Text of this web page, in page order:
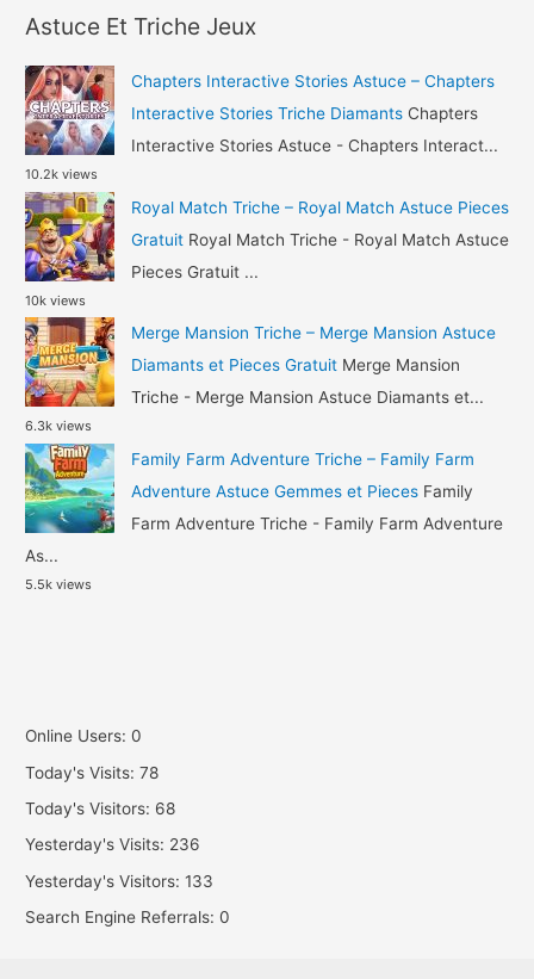
Gemmes
Pieces
Gratuit
h
f
o
r
:
Astuce Et Triche Jeux
Chapters Interactive Stories Astuce – Chapters
Interactive Stories Triche Diamants Chapters
Interactive Stories Astuce - Chapters Interact...
10.2k views
Royal Match Triche – Royal Match Astuce Pieces
Gratuit Royal Match Triche - Royal Match Astuce
Pieces Gratuit ...
10k views
Merge Mansion Triche – Merge Mansion Astuce
Diamants et Pieces Gratuit Merge Mansion
Triche - Merge Mansion Astuce Diamants et...
6.3k views
Family Farm Adventure Triche – Family Farm
Adventure Astuce Gemmes et Pieces Family
Farm Adventure Triche - Family Farm Adventure
As...
5.5k views
Online Users:0
Today's Visits:78
Today's Visitors: 68
Yesterday's Visits: 236
Yesterday's Visitors:133
Search Engine Referrals:0